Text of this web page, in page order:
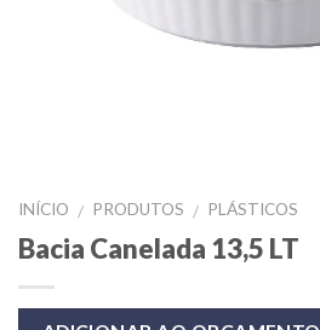
INÍCIO / PRODUTOS / PLÁSTICOS
Bacia Canelada 13,5 LT